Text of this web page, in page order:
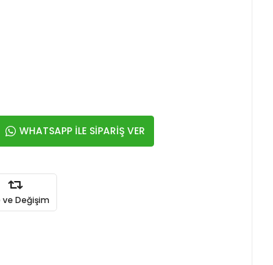
WHATSAPP İLE SİPARİŞ VER
ve Değişim